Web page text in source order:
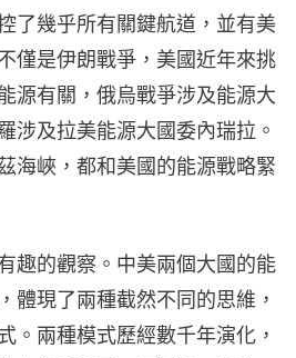
了幾乎所有關鍵航道，並有美
僅是伊朗戰爭，美國近年來挑
源有關，俄烏戰爭涉及能源大
涉及拉美能源大國委內瑞拉。
海峽，都和美國的能源戰略緊
趣的觀察。中美兩個大國的能
體現了兩種截然不同的思維，
。兩種模式歷經數千年演化，